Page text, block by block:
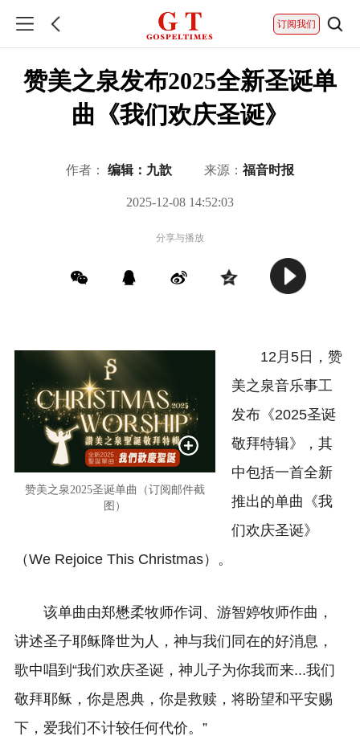
订阅我们
赞美之泉发布2025全新圣诞单
曲《我们欢庆圣诞》
作者： 编辑：九歆 来源： 福音时报
2025-12-08 14:52:03
分享与播放
赞美之泉2025圣诞单曲（订阅邮件截
图）
12月5日，赞
美之泉音乐事工
发布《2025圣诞
敬拜特辑》
，其
中包括一首全新
推出的单曲《我
们欢庆圣诞》
（We Rejoice This Christmas）。
该单曲由郑懋柔牧师作词、游智婷牧师作曲，
讲述圣子耶稣降世为人，神与我们同在的好消息，
歌中唱到“我们欢庆圣诞，神儿子为你我而来...我们
敬拜耶稣，你是恩典，你是救赎，将盼望和平安赐
下，爱我们不计较任何代价。”